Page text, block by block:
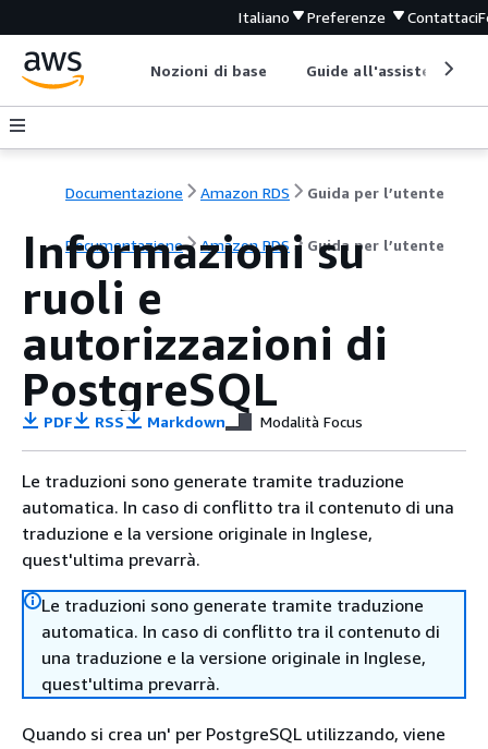
Italiano Preferenze Contattaci
Nozioni di base Guide all'assistenza
Documentazione Amazon RDS Guida per l’utente
Documentazione Amazon RDS Guida per l’utente
Informazioni su
ruoli e
autorizzazioni di
PostgreSQL
PDF RSS Markdown Modalità Focus
Le traduzioni sono generate tramite traduzione
automatica. In caso di conflitto tra il contenuto di una
traduzione e la versione originale in Inglese,
quest'ultima prevarrà.
Le traduzioni sono generate tramite traduzione
automatica. In caso di conflitto tra il contenuto di
una traduzione e la versione originale in Inglese,
quest'ultima prevarrà.
Quando si crea un' per PostgreSQL utilizzando, viene